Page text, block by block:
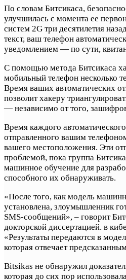
По словам Битсикаса,
улучшилась с момента ее
систем 2G три десятилетия
текст, ваш телефон
уведомлением — по сути,
С помощью метода Битсикаса
мобильный телефон несколько
Время ваших автоматических
позволит хакеру
— независимо от того,
Время каждого
отправленного вашим
вашего местоположения. Эти
проблемой, пока группа
машинное обучение для
способного их обнаруживать.
«После того, как модель
установлена, злоумышленник
SMS-сообщений», – говорит
докторской диссертацией. в
«Результаты передаются в
которая отвечает
Bitsikas не обнаружил
которая до сих пор